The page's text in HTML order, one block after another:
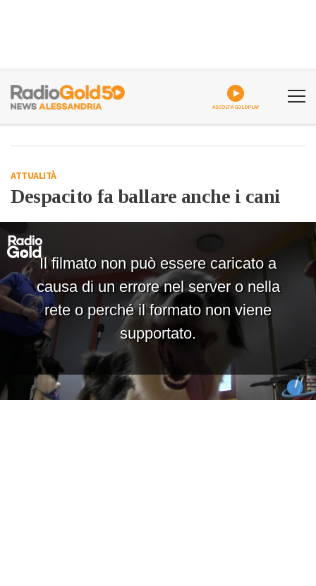
ASCOLTA GOLDPLAY
ATTUALITÀ
Despacito fa ballare anche i cani